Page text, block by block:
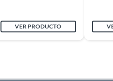
VER PRODUCTO